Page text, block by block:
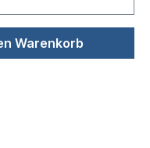
Warenkorb